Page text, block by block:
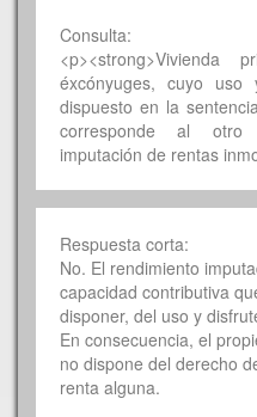
Consulta:
éxcónyuges, cuyo
dispuesto en la
corresponde al otro
imputación de rentas
Respuesta corta:
No. El rendimiento
capacidad contributiva
disponer, del uso y
En consecuencia, el
no dispone del derecho
renta alguna.